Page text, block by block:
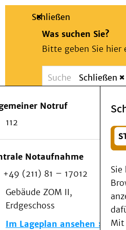
Suche
Schließen
Was suchen Sie?
Bitte geben Sie hier
Wählen Sie ein
Notfall
Schließen
Notruf
112
Notaufnahme
+49 (211) 81 – 17012
Gebäude ZOM II,
Erdgeschoss
Im Lageplan ansehen
Mit
Patienten & Besucher
Als Patient am UKD
Beratung und
Veranstaltungen
Kommunikation im
Notfall
Forschung & Lehre
Medizinische